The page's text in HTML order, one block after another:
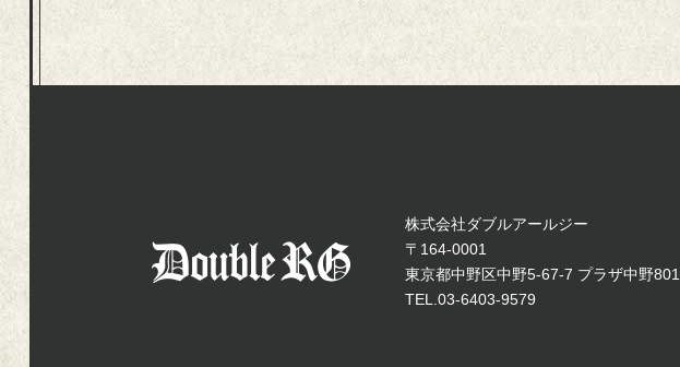
株式会社ダブルアールジー
〒164-0001
東京都中野区中野5-67-7 プラザ中野801
TEL.03-6403-9579